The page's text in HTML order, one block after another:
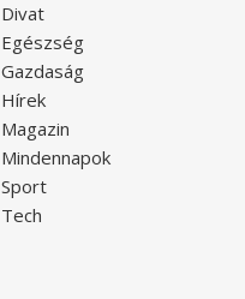
Divat
Egészség
Gazdaság
Hírek
Magazin
Mindennapok
Sport
Tech